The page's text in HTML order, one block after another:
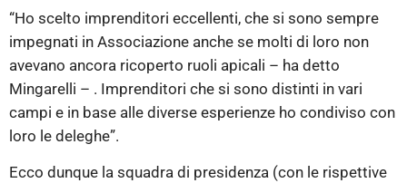
“Ho scelto imprenditori eccellenti, che si sono sempre
impegnati in Associazione anche se molti di loro non
avevano ancora ricoperto ruoli apicali – ha detto
Mingarelli – . Imprenditori che si sono distinti in vari
campi e in base alle diverse esperienze ho condiviso con
loro le deleghe”.
Ecco dunque la squadra di presidenza (con le rispettive